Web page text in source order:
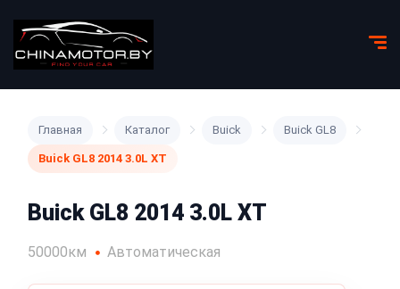
Главная Каталог Buick Buick GL8
Buick GL8 2014 3.0L XT
Buick GL8 2014 3.0L XT
50000км Автоматическая